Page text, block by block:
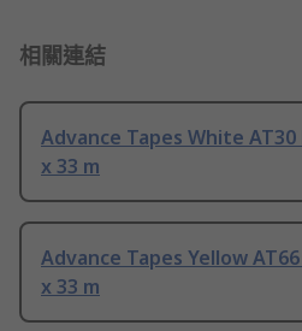
相關連結
Advance Tapes White
x 33 m
Advance Tapes Yellow
x 33 m